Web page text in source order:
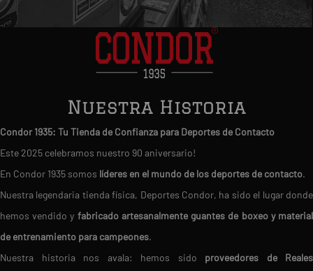
Nuestra Historia
Condor 1935: Tu Tienda de Confianza para Deportes de Contacto
Este 2025 celebramos nuestro 90 aniversario!
En Condor 1935 somos líderes en el mundo de los deportes de contacto.
Nuestra legendaria tienda física, Deportes Condor, ha sido el lugar donde
hemos vendido y fabricado artesanalmente guantes de boxeo y material
de entrenamiento para campeones.
Nuestra historia nos avala: hemos sido proveedores de Reales